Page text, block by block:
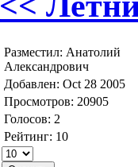
Разместил: Анатолий
Александрович
Добавлен: Oct 28 2005
Просмотров: 20905
Голосов: 2
Рейтинг: 10